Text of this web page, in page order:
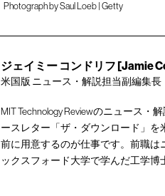
Photograph by Saul Loeb | Getty
ジェイミー コンドリフ [Jamie
米国版 ニュース・解説担当副編集長
MIT Technology Reviewのニュース
ースレター「ザ・ダウンロード」
前に用意するのが仕事です。前職は
ックスフォード大学で学んだ工学博